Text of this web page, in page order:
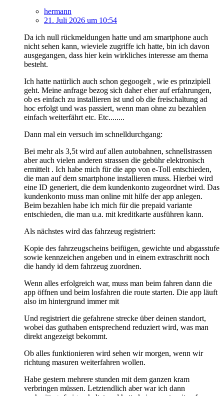
hermann
21. Juli 2026 um 10:54
Da ich null rückmeldungen hatte und am smartphone auch
nicht sehen kann, wieviele zugriffe ich hatte, bin ich davon
ausgegangen, dass hier kein wirkliches interesse am thema
besteht.
Ich hatte natürlich auch schon gegoogelt , wie es prinzipiell
geht. Meine anfrage bezog sich daher eher auf erfahrungen,
ob es einfach zu installieren ist und ob die freischaltung ad
hoc erfolgt und was passiert, wenn man ohne zu bezahlen
einfach weiterfährt etc. Etc........
Dann mal ein versuch im schnelldurchgang:
Bei mehr als 3,5t wird auf allen autobahnen, schnellstrassen
aber auch vielen anderen strassen die gebühr elektronisch
ermittelt . Ich habe mich für die app von e-Toll entschieden,
die man auf dem smartphone installieren muss. Hierbei wird
eine ID generiert, die dem kundenkonto zugeordnet wird. Das
kundenkonto muss man online mit hilfe der app anlegen.
Beim bezahlen habe ich mich für die prepaid variante
entschieden, die man u.a. mit kreditkarte ausführen kann.
Als nächstes wird das fahrzeug registriert:
Kopie des fahrzeugscheins beifügen, gewichte und abgasstufe
sowie kennzeichen angeben und in einem extraschritt noch
die handy id dem fahrzeug zuordnen.
Wenn alles erfolgreich war, muss man beim fahren dann die
app öffnen und beim losfahren die route starten. Die app läuft
also im hintergrund immer mit
Und registriert die gefahrene strecke über deinen standort,
wobei das guthaben entsprechend reduziert wird, was man
direkt angezeigt bekommt.
Ob alles funktionieren wird sehen wir morgen, wenn wir
richtung masuren weiterfahren wollen.
Habe gestern mehrere stunden mit dem ganzen kram
verbringen müssen. Letztendlich aber war ich dann